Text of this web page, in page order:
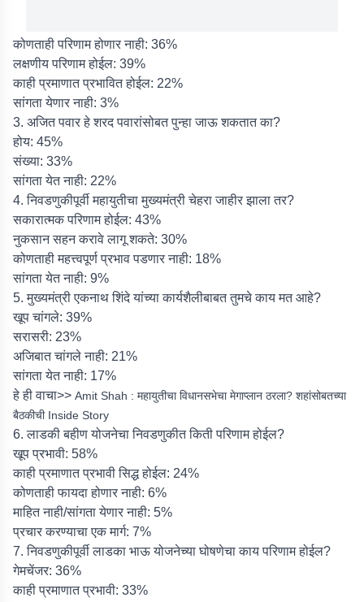
कोणताही परिणाम होणार नाही: 36%
लक्षणीय परिणाम होईल: 39%
काही प्रमाणात प्रभावित होईल: 22%
सांगता येणार नाही: 3%
3. अजित पवार हे शरद पवारांसोबत पुन्हा जाऊ शकतात का?
होय: 45%
संख्या: 33%
सांगता येत नाही: 22%
4. निवडणुकीपूर्वी महायुतीचा मुख्यमंत्री चेहरा जाहीर झाला तर?
सकारात्मक परिणाम होईल: 43%
नुकसान सहन करावे लागू शकते: 30%
कोणताही महत्त्वपूर्ण प्रभाव पडणार नाही: 18%
सांगता येत नाही: 9%
5. मुख्यमंत्री एकनाथ शिंदे यांच्या कार्यशैलीबाबत तुमचे काय मत आहे?
खूप चांगले: 39%
सरासरी: 23%
अजिबात चांगले नाही: 21%
सांगता येत नाही: 17%
हे ही वाचा>> Amit Shah : महायुतीचा विधानसभेचा मेगाप्लान ठरला? शहांसोबतच्या
बैठकीची Inside Story
6. लाडकी बहीण योजनेचा निवडणुकीत किती परिणाम होईल?
खूप प्रभावी: 58%
काही प्रमाणात प्रभावी सिद्ध होईल: 24%
कोणताही फायदा होणार नाही: 6%
माहित नाही/सांगता येणार नाही: 5%
प्रचार करण्याचा एक मार्ग: 7%
7. निवडणुकीपूर्वी लाडका भाऊ योजनेच्या घोषणेचा काय परिणाम होईल?
गेमचेंजर: 36%
काही प्रमाणात प्रभावी: 33%